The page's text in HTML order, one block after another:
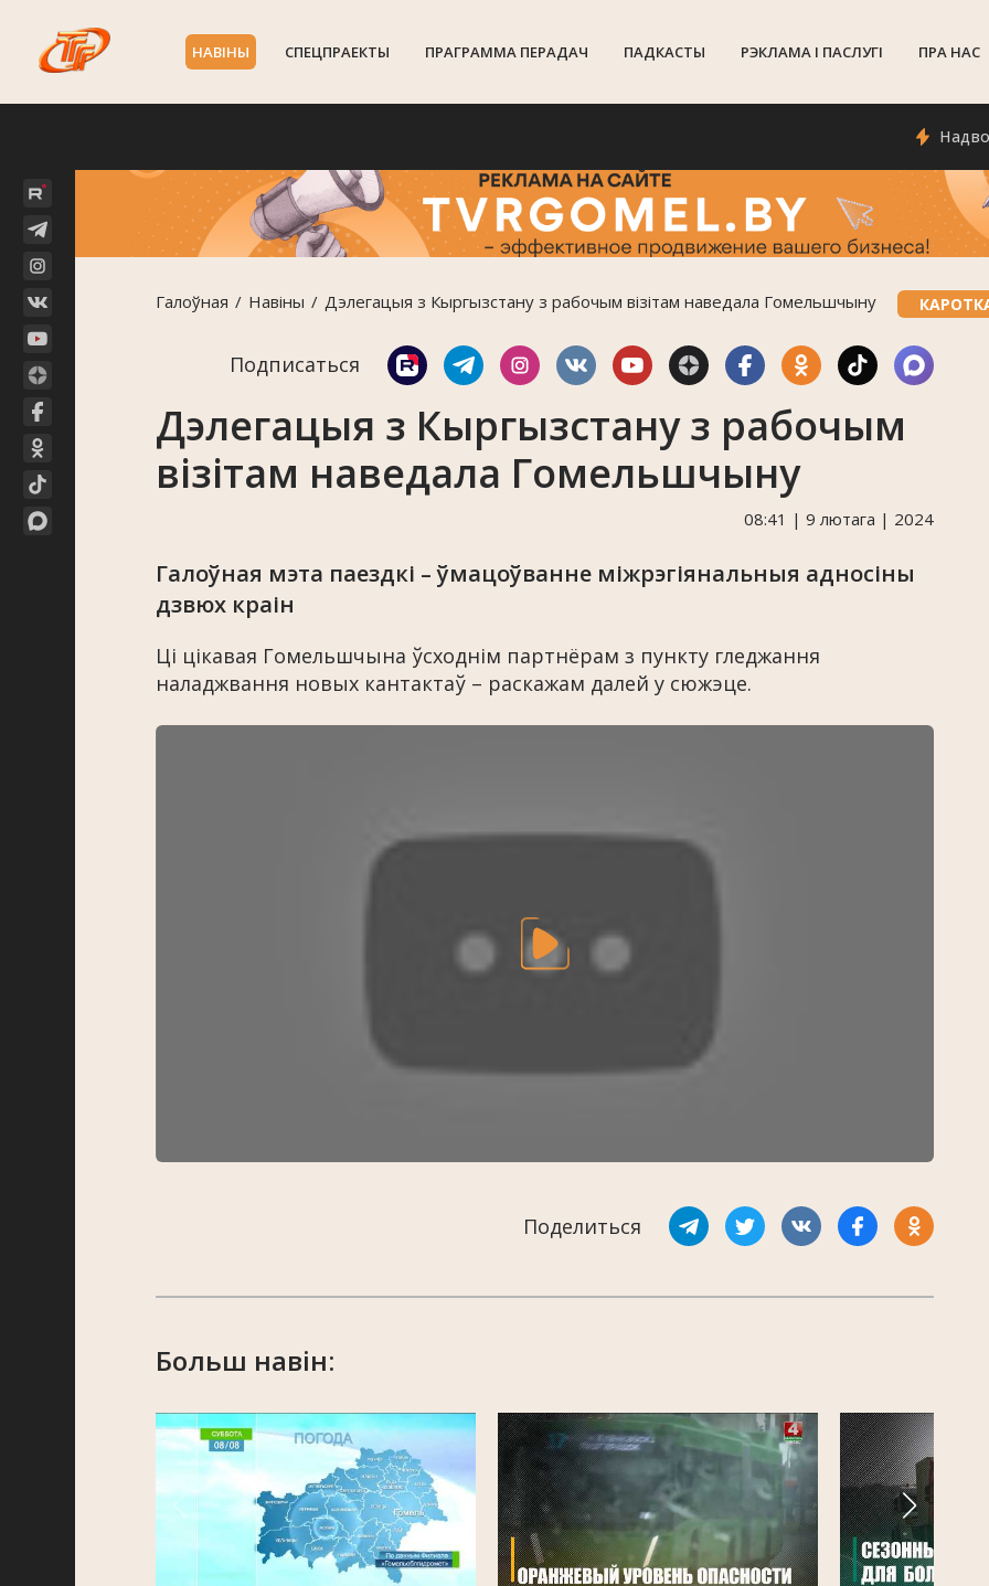
НАВIНЫ СПЕЦПРАЕКТЫ ПРАГРАММА ПЕРАДАЧ ПАДКАСТЫ РЭКЛАМА I ПАСЛУГI ПРА НАС
Надвор'е
Галоўная Навiны Дэлегацыя з Кыргызстану з рабочым візітам наведала Гомельшчыну
Подписаться
Дэлегацыя з Кыргызстану з рабочым
візітам наведала Гомельшчыну
08:41 | 9 лютага | 2024
Галоўная мэта паездкі – ўмацоўванне міжрэгіянальныя адносіны
дзвюх краін
Ці цікавая Гомельшчына ўсходнім партнёрам з пункту гледжання
наладжвання новых кантактаў – раскажам далей у сюжэце.
Поделиться
Больш навін: